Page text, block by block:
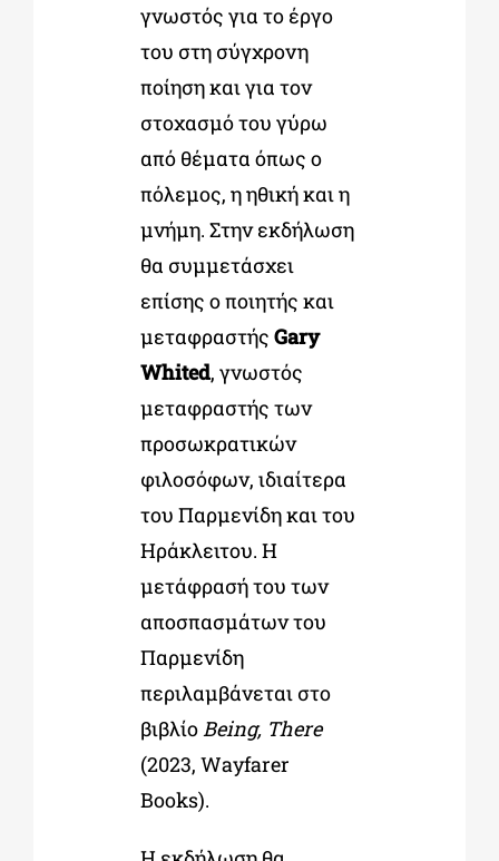
γνωστός για το έργο
του στη σύγχρονη
ποίηση και για τον
στοχασμό του γύρω
από θέματα όπως ο
πόλεμος, η ηθική και η
μνήμη. Στην εκδήλωση
θα συμμετάσχει
επίσης ο ποιητής και
μεταφραστής Gary
Whited, γνωστός
μεταφραστής των
προσωκρατικών
φιλοσόφων, ιδιαίτερα
του Παρμενίδη και του
Ηράκλειτου. Η
μετάφρασή του των
αποσπασμάτων του
Παρμενίδη
περιλαμβάνεται στο
βιβλίο Being, There
(2023, Wayfarer
Books).